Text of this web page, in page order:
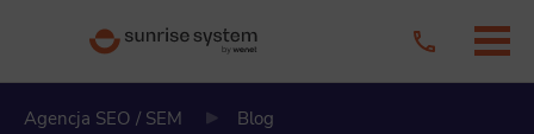
Agencja SEO / SEM
Blog